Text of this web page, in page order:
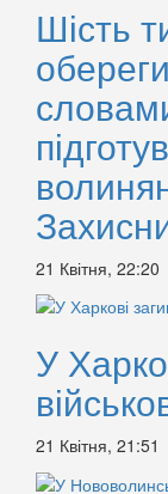
Шість
21 Квітня, 22:20
У
21 Квітня, 21:51